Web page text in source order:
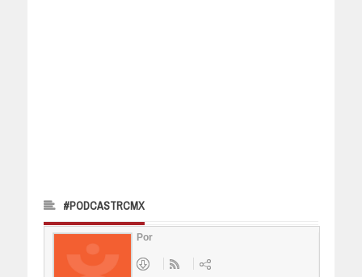
#PODCASTRCMX